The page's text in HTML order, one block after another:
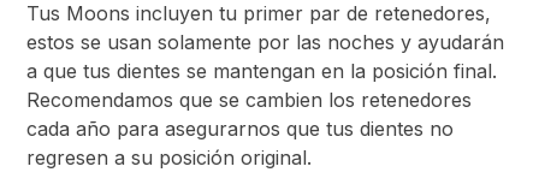
Tus Moons incluyen tu primer par de retenedores,
estos se usan solamente por las noches y ayudarán
a que tus dientes se mantengan en la posición final.
Recomendamos que se cambien los retenedores
cada año para asegurarnos que tus dientes no
regresen a su posición original.